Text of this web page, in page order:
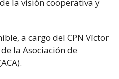
la visión cooperativa y
a cargo del CPN Víctor
la Asociación de